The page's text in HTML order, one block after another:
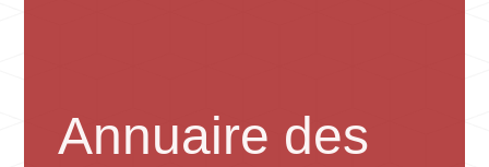
Annuaire des